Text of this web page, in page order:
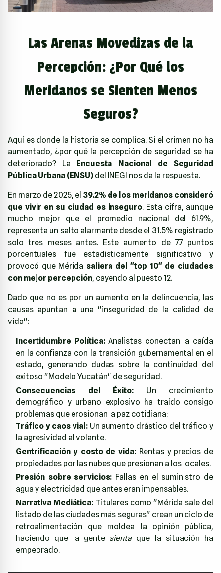
Las Arenas Movedizas de la
Percepción: ¿Por Qué los
Meridanos se Sienten Menos
Seguros?
Aquí es donde la historia se complica. Si el crimen no ha
aumentado, ¿por qué la percepción de seguridad se ha
deteriorado? La
Encuesta Nacional de Seguridad
Pública Urbana (ENSU) del INEGI nos da la respuesta.
En marzo de 2025, el 39.2% de los meridanos consideró
que vivir en su ciudad es inseguro. Esta cifra, aunque
mucho mejor que el promedio nacional del 61.9%,
representa un salto alarmante desde el 31.5% registrado
solo tres meses antes. Este aumento de 7.7 puntos
porcentuales fue estadísticamente significativo y
provocó que Mérida saliera del "top 10" de ciudades
con mejor percepción, cayendo al puesto 12.
Dado que no es por un aumento en la delincuencia, las
causas apuntan a una "inseguridad de la calidad de
vida":
Incertidumbre Política:Analistas conectan la caída
en la confianza con la transición gubernamental en el
estado, generando dudas sobre la continuidad del
exitoso "Modelo Yucatán" de seguridad.
Consecuencias del Éxito: Un crecimiento
demográfico y urbano explosivo ha traído consigo
problemas que erosionan la paz cotidiana:
Tráfico y caos vial: Un aumento drástico del tráfico y
la agresividad al volante.
Gentrificación y costo de vida: Rentas y precios de
propiedades por las nubes que presionan a los locales.
Presión sobre servicios: Fallas en el suministro de
agua y electricidad que antes eran impensables.
Narrativa Mediática: Titulares como "Mérida sale del
listado de las ciudades más seguras" crean un ciclo de
retroalimentación que moldea la opinión pública,
haciendo que la gente sientaque la situación ha
empeorado.